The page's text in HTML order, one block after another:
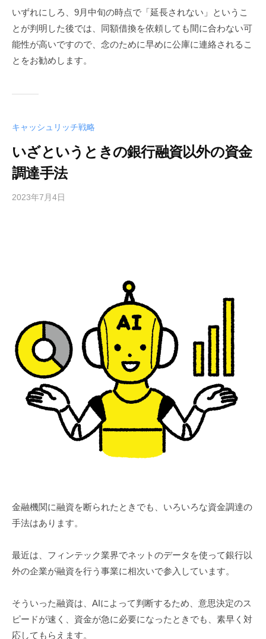
いずれにしろ、9月中旬の時点で「延長されない」というこ
とが判明した後では、同額借換を依頼しても間に合わない可
能性が高いですので、念のために早めに公庫に連絡されるこ
とをお勧めします。
キャッシュリッチ戦略
いざというときの銀行融資以外の資金
調達手法
2023年7月4日
金融機関に融資を断られたときでも、いろいろな資金調達の
手法はあります。
最近は、フィンテック業界でネットのデータを使って銀行以
外の企業が融資を行う事業に相次いで参入しています。
そういった融資は、AIによって判断するため、意思決定のス
ピードが速く、資金が急に必要になったときでも、素早く対
応してもらえます。